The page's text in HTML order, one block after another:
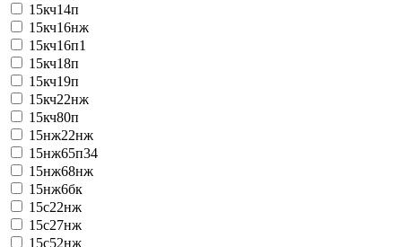
15кч14п
15кч16нж
15кч16п1
15кч18п
15кч19п
15кч22нж
15кч80п
15нж22нж
15нж65п34
15нж68нж
15нж6бк
15с22нж
15с27нж
15с52нж